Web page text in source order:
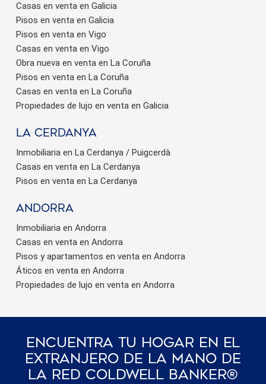
Casas en venta en Galicia
Pisos en venta en Galicia
Pisos en venta en Vigo
Casas en venta en Vigo
Obra nueva en venta en La Coruña
Pisos en venta en La Coruña
Casas en venta en La Coruña
Propiedades de lujo en venta en Galicia
La Cerdanya
Inmobiliaria en La Cerdanya / Puigcerdà
Casas en venta en La Cerdanya
Pisos en venta en La Cerdanya
Andorra
Inmobiliaria en Andorra
Casas en venta en Andorra
Pisos y apartamentos en venta en Andorra
Áticos en venta en Andorra
Propiedades de lujo en venta en Andorra
Encuentra Tu Hogar En El
Extranjero De La Mano De
La Red Coldwell Banker®